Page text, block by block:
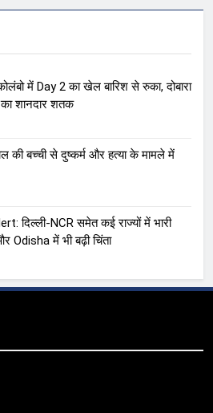
में Day 2 का खेल बारिश से रुका, दोबारा
शानदार शतक
की बच्ची से दुष्कर्म और हत्या के मामले में
दिल्ली-NCR समेत कई राज्यों में भारी
Odisha में भी बढ़ी चिंता